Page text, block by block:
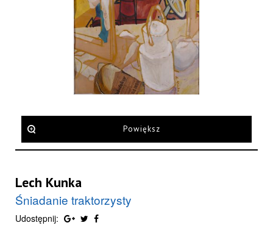
Powiększ
Lech Kunka
Śniadanie traktorzysty
Udostępnij: